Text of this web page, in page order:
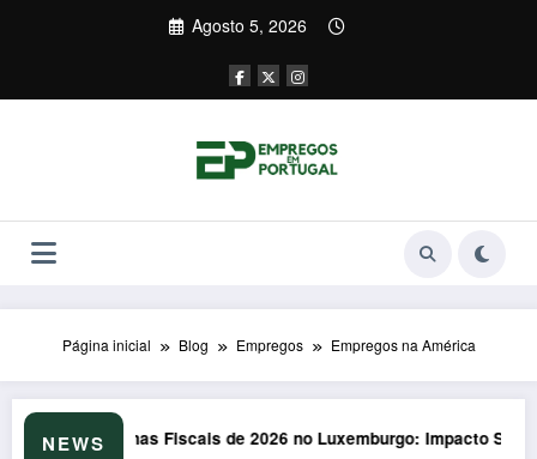
Agosto 5, 2026
Página inicial Blog Empregos Empregos na América
NEWS
Impacto Surpreendente nos Portugueses
Formação em Soft Skills em 2026: Armadilha